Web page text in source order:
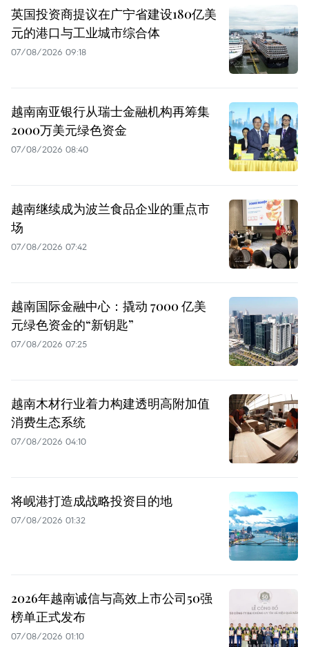
英国投资商提议在广宁省建设180亿美
元的港口与工业城市综合体
07/08/2026 09:18
越南南亚银行从瑞士金融机构再筹集
2000万美元绿色资金
07/08/2026 08:40
越南继续成为波兰食品企业的重点市
场
07/08/2026 07:42
越南国际金融中心：撬动 7000 亿美
元绿色资金的“新钥匙”
07/08/2026 07:25
越南木材行业着力构建透明高附加值
消费生态系统
07/08/2026 04:10
将岘港打造成战略投资目的地
07/08/2026 01:32
2026年越南诚信与高效上市公司50强
榜单正式发布
07/08/2026 01:10